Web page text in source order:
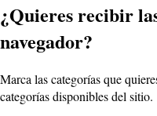
¿Quieres recibir
navegador?
Marca las categorías que
categorías disponibles del sitio.